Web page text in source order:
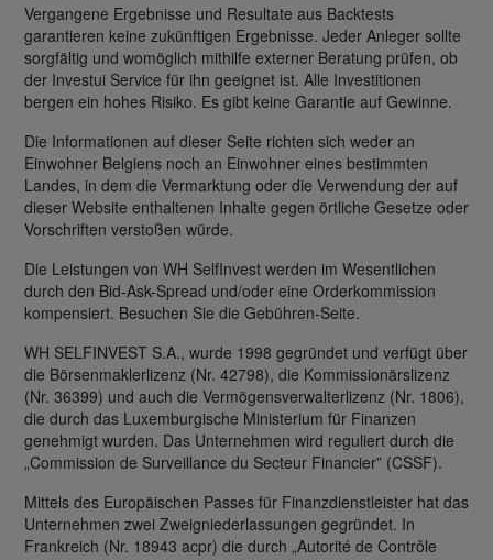
Vergangene Ergebnisse und Resultate aus Backtests
garantieren keine zukünftigen Ergebnisse. Jeder Anleger sollte
sorgfältig und womöglich mithilfe externer Beratung prüfen, ob
der Investui Service für ihn geeignet ist. Alle Investitionen
bergen ein hohes Risiko. Es gibt keine Garantie auf Gewinne.
Die Informationen auf dieser Seite richten sich weder an
Einwohner Belgiens noch an Einwohner eines bestimmten
Landes, in dem die Vermarktung oder die Verwendung der auf
dieser Website enthaltenen Inhalte gegen örtliche Gesetze oder
Vorschriften verstoßen würde.
Die Leistungen von WH SelfInvest werden im Wesentlichen
durch den Bid-Ask-Spread und/oder eine Orderkommission
kompensiert. Besuchen Sie die Gebühren-Seite.
WH SELFINVEST S.A., wurde 1998 gegründet und verfügt über
die Börsenmaklerlizenz (Nr. 42798), die Kommissionärslizenz
(Nr. 36399) und auch die Vermögensverwalterlizenz (Nr. 1806),
die durch das Luxemburgische Ministerium für Finanzen
genehmigt wurden. Das Unternehmen wird reguliert durch die
„Commission de Surveillance du Secteur Financier” (CSSF).
Mittels des Europäischen Passes für Finanzdienstleister hat das
Unternehmen zwei Zweigniederlassungen gegründet. In
Frankreich (Nr. 18943 acpr) die durch „Autorité de Contrôle